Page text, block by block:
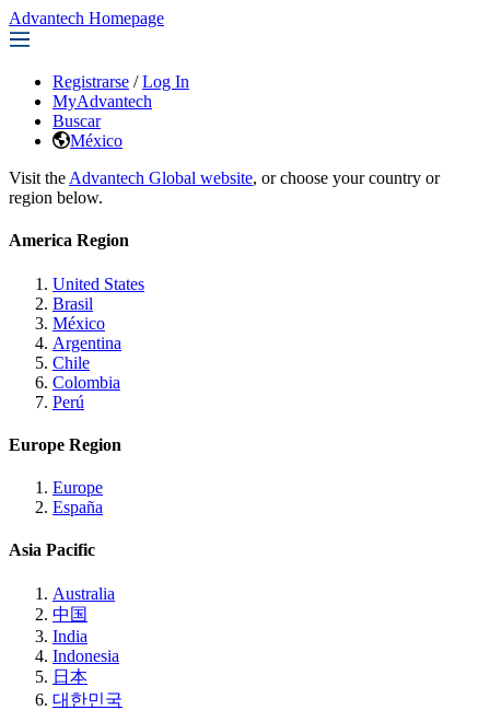
Advantech Homepage
Registrarse / Log In
MyAdvantech
Buscar
México
Visit the Advantech Global website, or choose your country or
region below.
America Region
United States
Brasil
México
Argentina
Chile
Colombia
Perú
Europe Region
Europe
España
Asia Pacific
Australia
中国
India
Indonesia
日本
대한민국